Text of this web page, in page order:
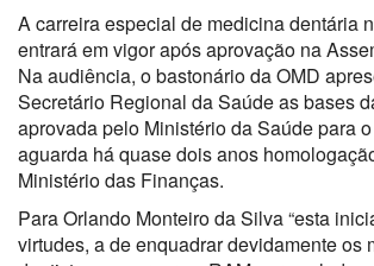
A carreira especial de medicina dentária
entrará em vigor após aprovação na
Na audiência, o bastonário da OMD
Secretário Regional da Saúde as bases
aprovada pelo Ministério da Saúde para
aguarda há quase dois anos
Ministério das Finanças.
Para Orlando Monteiro da Silva “esta
virtudes, a de enquadrar devidamente os